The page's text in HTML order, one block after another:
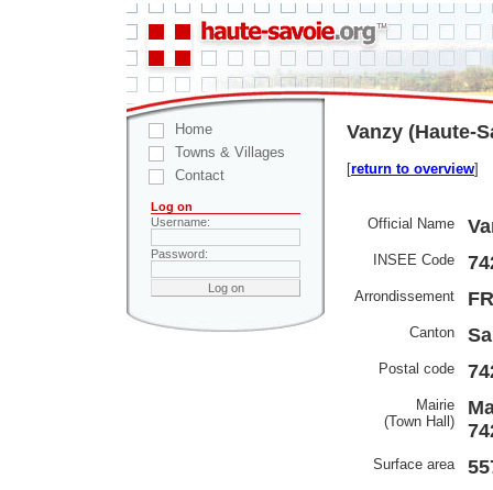
Home
Towns & Villages
Contact
Log on
Username:
Password:
Vanzy (Haute-
[return to overview]
Official Name
INSEE Code
Arrondissement
Canton
Postal code
Mairie
(Town Hall)
Surface area